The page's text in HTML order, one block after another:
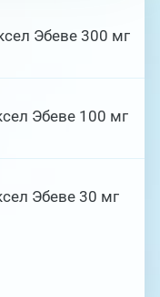
Эбеве 300 мг
Эбеве 100 мг
Эбеве 30 мг